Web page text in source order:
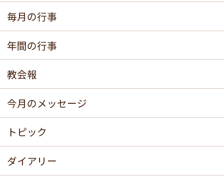
毎月の行事
年間の行事
教会報
今月のメッセージ
トピック
ダイアリー